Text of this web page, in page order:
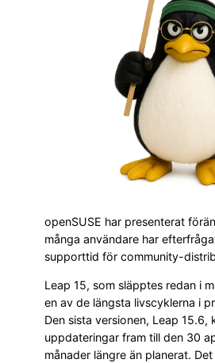
openSUSE har presenterat
många användare har
supporttid för community-
Leap 15, som släpptes redan i
en av de längsta livscyklerna i
Den sista versionen, Leap 15.6,
uppdateringar fram till den 30
månader längre än planerat.